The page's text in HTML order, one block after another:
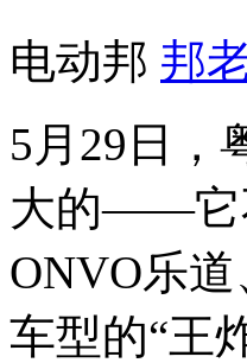
电动邦 邦
5月29日，
大的——它
ONVO乐
车型的“王